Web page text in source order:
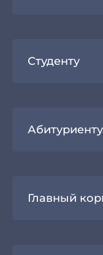
Студенту
Абитуриенту
Главный